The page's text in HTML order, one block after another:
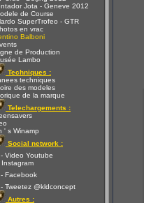
Jota - Geneve 2012
de Course
SuperTrofeo - GTR
en vrac
Balboni
de Production
Lambo
Techniques :
techniques
des modeles
de la marque
Telechargements :
' s Winamp
Social network :
- Video Youtube
Instagram
- Facebook
- Tweetez @kldconcept
Autres :